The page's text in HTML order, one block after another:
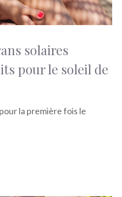
solaires
pour le soleil de
la première fois le